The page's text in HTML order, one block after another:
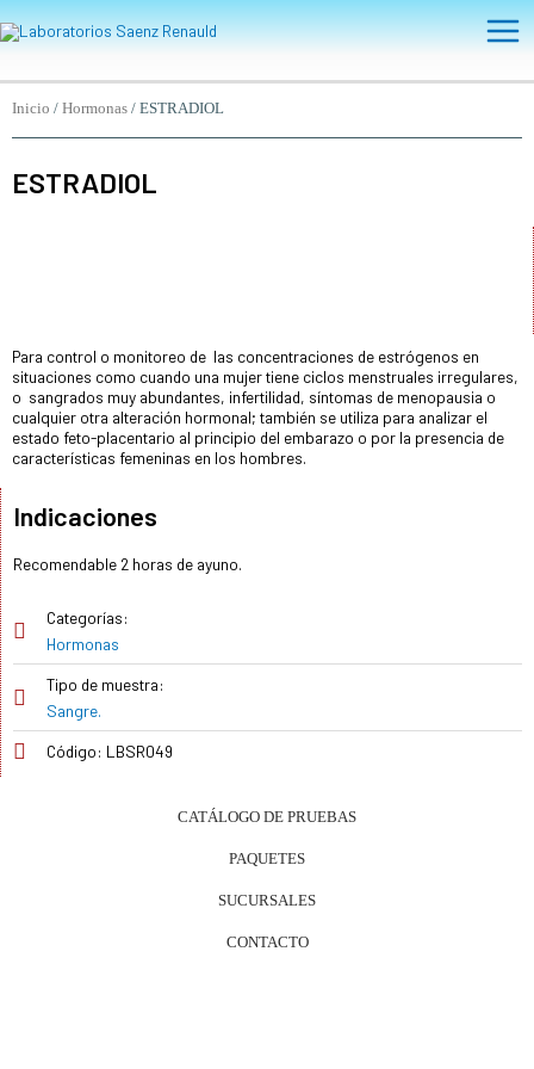
Ir
al
Main
Inicio / Hormonas / ESTRADIOL
ESTRADIOL
Para control o monitoreo de las concentraciones de estrógenos en
situaciones como cuando una mujer tiene ciclos menstruales irregulares,
o sangrados muy abundantes, infertilidad, síntomas de menopausia o
cualquier otra alteración hormonal; también se utiliza para analizar el
estado feto-placentario al principio del embarazo o por la presencia de
características femeninas en los hombres.
Indicaciones
Recomendable 2 horas de ayuno.
Categorías:
Hormonas
Tipo de muestra:
Sangre.
Código: LBSR049
CATÁLOGO DE PRUEBAS
PAQUETES
SUCURSALES
CONTACTO